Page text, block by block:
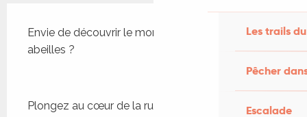
Les trails
Pêcher
Escalade
Envie de découvrir le monde fascinant des
abeilles ?
Plongez au cœur de la ruche aux côtés d’un